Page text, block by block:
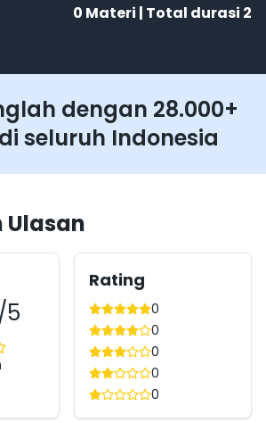
0 Materi | Total durasi 2
dengan 28.000+
seluruh Indonesia
Ulasan
/5
Rating
0
0
0
0
0